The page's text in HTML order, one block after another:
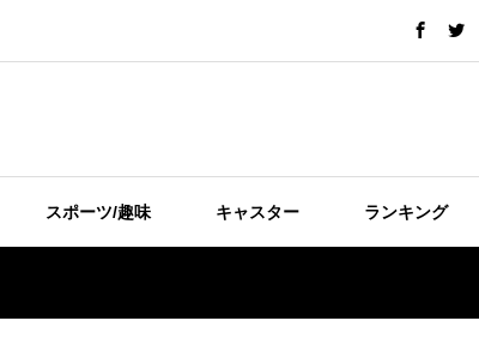
スポーツ/趣味 キャスター ランキング